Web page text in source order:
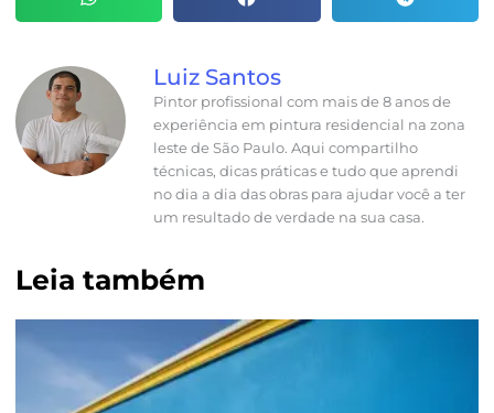
Luiz Santos
Pintor profissional com mais de 8 anos de
experiência em pintura residencial na zona
leste de São Paulo. Aqui compartilho
técnicas, dicas práticas e tudo que aprendi
no dia a dia das obras para ajudar você a ter
um resultado de verdade na sua casa.
Leia também